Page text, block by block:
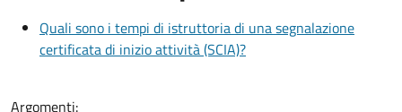
Quali sono i tempi di istruttoria di una segnalazione
certificata di inizio attività (SCIA)?
Argomenti: